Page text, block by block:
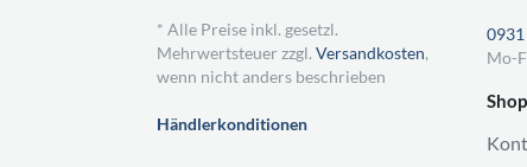
* Alle Preise inkl. gesetzl.
Mehrwertsteuer zzgl. Versandkosten,
wenn nicht anders beschrieben
Händlerkonditionen
Mo-